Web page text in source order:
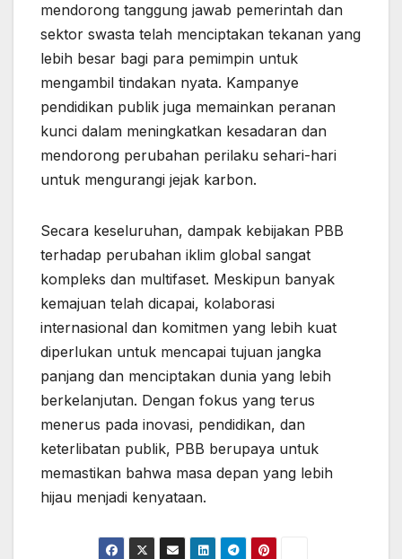
mendorong tanggung jawab pemerintah dan
sektor swasta telah menciptakan tekanan yang
lebih besar bagi para pemimpin untuk
mengambil tindakan nyata. Kampanye
pendidikan publik juga memainkan peranan
kunci dalam meningkatkan kesadaran dan
mendorong perubahan perilaku sehari-hari
untuk mengurangi jejak karbon.
Secara keseluruhan, dampak kebijakan PBB
terhadap perubahan iklim global sangat
kompleks dan multifaset. Meskipun banyak
kemajuan telah dicapai, kolaborasi
internasional dan komitmen yang lebih kuat
diperlukan untuk mencapai tujuan jangka
panjang dan menciptakan dunia yang lebih
berkelanjutan. Dengan fokus yang terus
menerus pada inovasi, pendidikan, dan
keterlibatan publik, PBB berupaya untuk
memastikan bahwa masa depan yang lebih
hijau menjadi kenyataan.